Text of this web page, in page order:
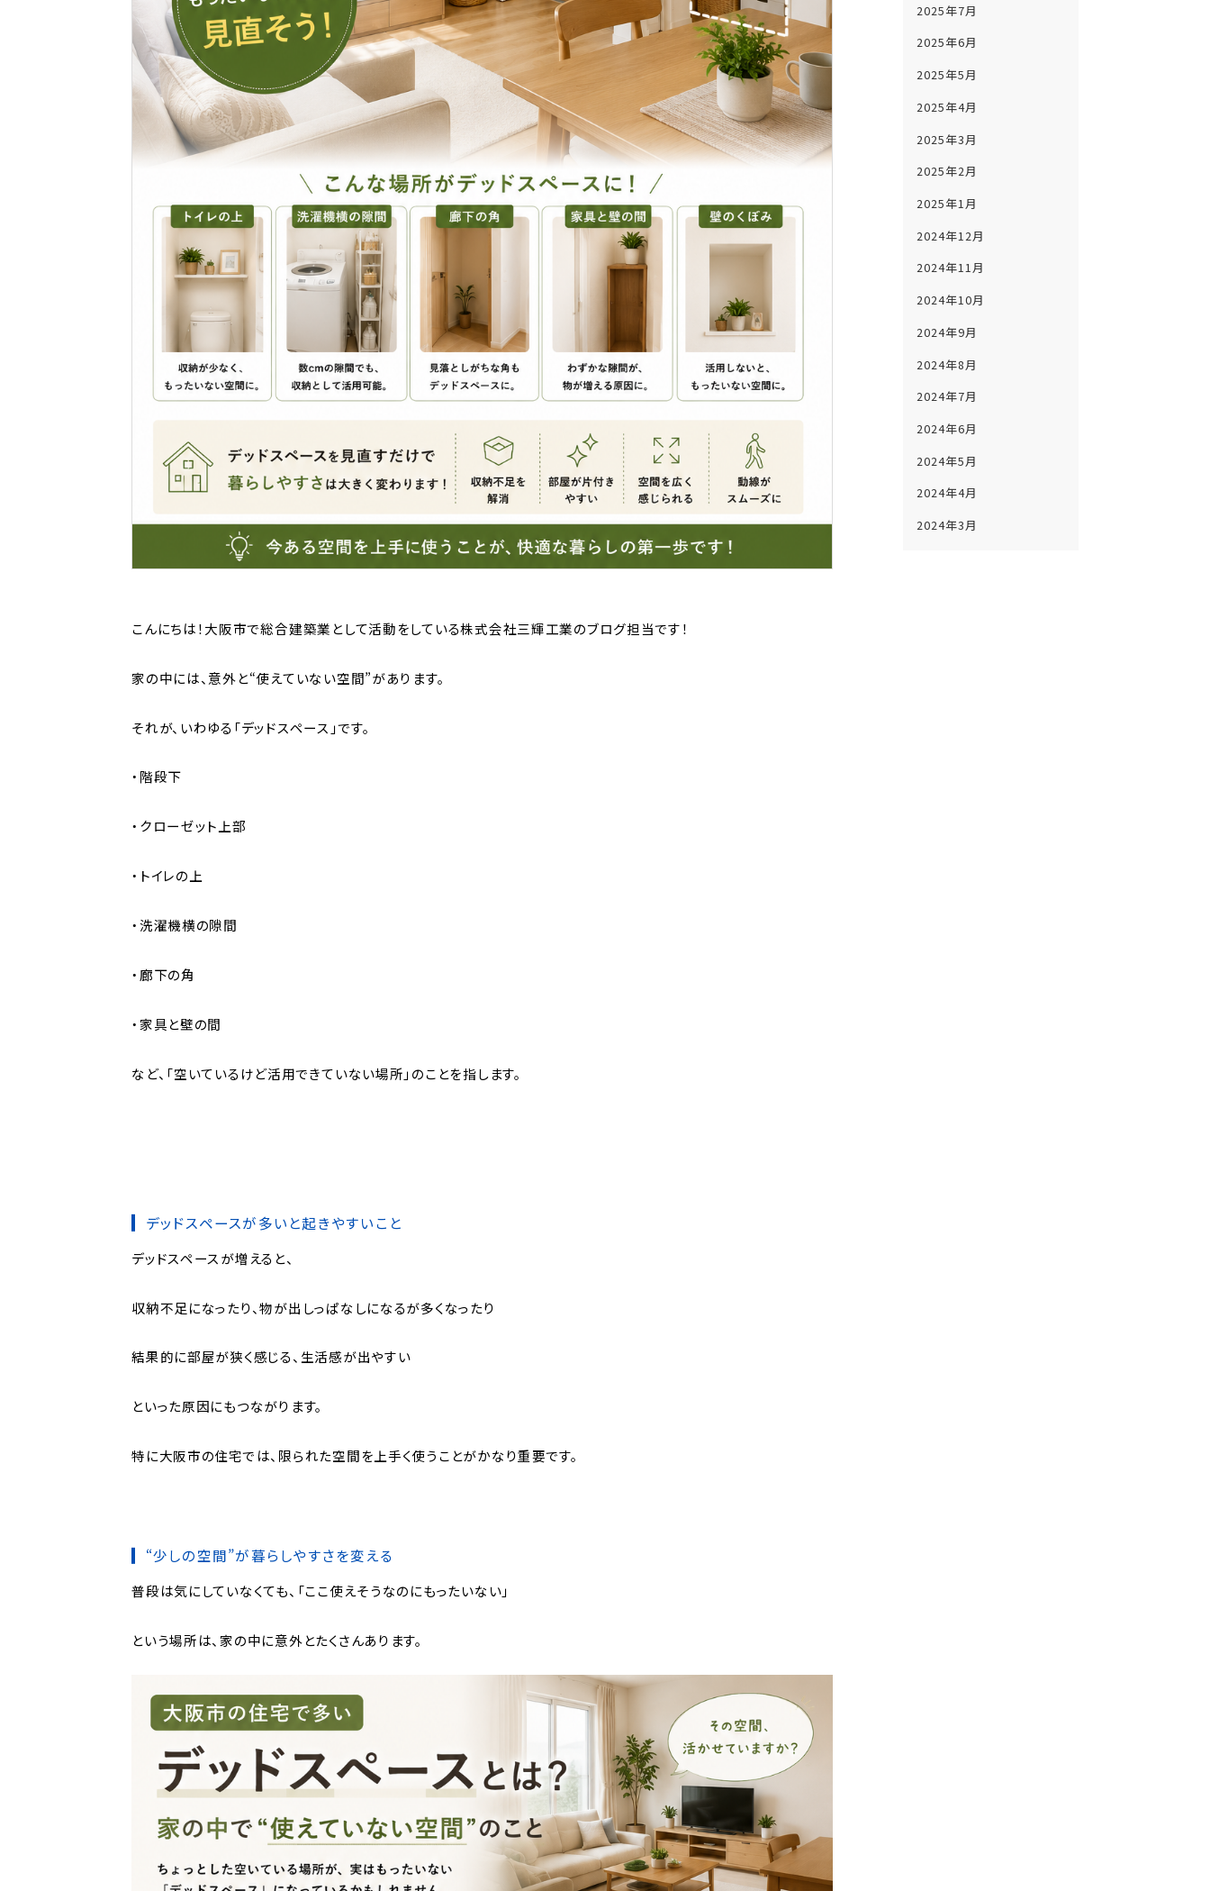
こんにちは！大阪市で総合建築業として活動をしている株式会社三輝工業のブログ担当です！
家の中には、意外と“使えていない空間”があります。
それが、いわゆる「デッドスペース」です。
・階段下
・クローゼット上部
・トイレの上
・洗濯機横の隙間
・廊下の角
・家具と壁の間
など、「空いているけど活用できていない場所」のことを指します。
デッドスペースが多いと起きやすいこと
デッドスペースが増えると、
収納不足になったり、物が出しっぱなしになるが多くなったり
結果的に部屋が狭く感じる、生活感が出やすい
といった原因にもつながります。
特に大阪市の住宅では、限られた空間を上手く使うことがかなり重要です。
“少しの空間”が暮らしやすさを変える
普段は気にしていなくても、「ここ使えそうなのにもったいない」
という場所は、家の中に意外とたくさんあります。
2025年7月
2025年6月
2025年5月
2025年4月
2025年3月
2025年2月
2025年1月
2024年12月
2024年11月
2024年10月
2024年9月
2024年8月
2024年7月
2024年6月
2024年5月
2024年4月
2024年3月